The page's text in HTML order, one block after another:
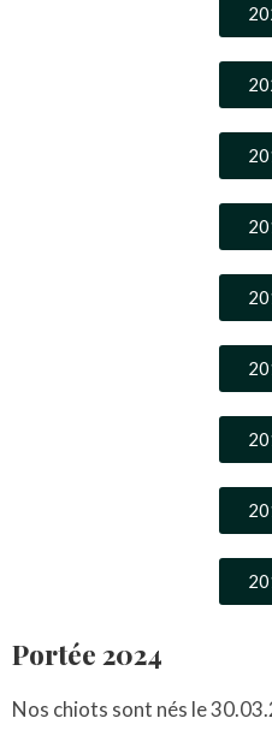
Portée 2024
Nos chiots sont nés le